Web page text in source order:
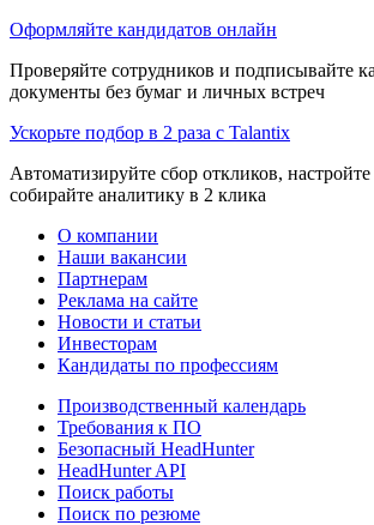
Оформляйте кандидатов онлайн
Проверяйте сотрудников и подписывайте
документы без бумаг и личных встреч
Ускорьте подбор в 2 раза с Talantix
Автоматизируйте сбор откликов,
собирайте аналитику в 2 клика
О компании
Наши вакансии
Партнерам
Реклама на сайте
Новости и статьи
Инвесторам
Кандидаты по профессиям
Производственный календарь
Требования к ПО
Безопасный HeadHunter
HeadHunter API
Поиск работы
Поиск по резюме